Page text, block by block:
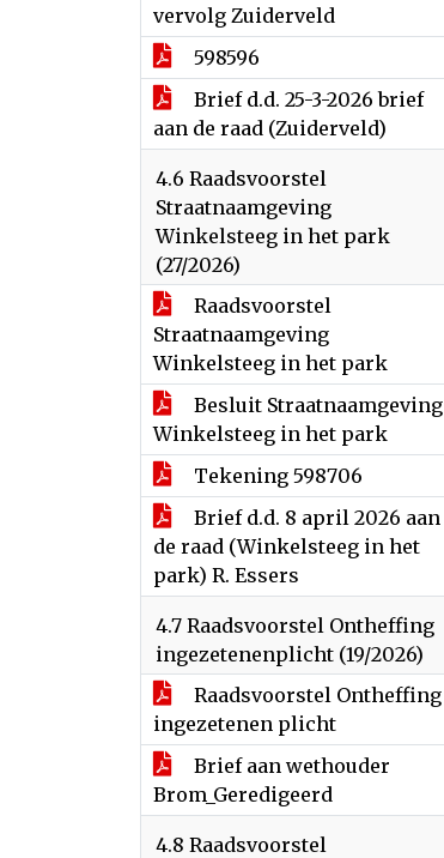
vervolg Zuiderveld
598596
Brief d.d. 25-3-2026 brief
aan de raad (Zuiderveld)
4.6 Raadsvoorstel
Straatnaamgeving
Winkelsteeg in het park
(27/2026)
Raadsvoorstel
Straatnaamgeving
Winkelsteeg in het park
Besluit Straatnaamgeving
Winkelsteeg in het park
Tekening 598706
Brief d.d. 8 april 2026 aan
de raad (Winkelsteeg in het
park) R. Essers
4.7 Raadsvoorstel Ontheffing
ingezetenenplicht (19/2026)
Raadsvoorstel Ontheffing
ingezetenen plicht
Brief aan wethouder
Brom_Geredigeerd
4.8 Raadsvoorstel